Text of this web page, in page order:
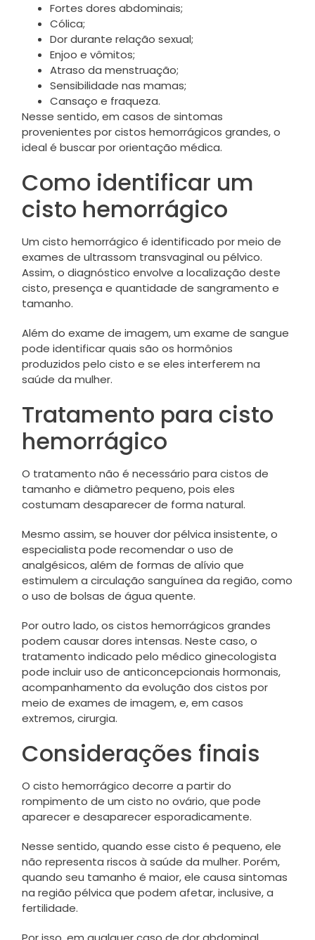
Fortes dores abdominais;
Cólica;
Dor durante relação sexual;
Enjoo e vômitos;
Atraso da menstruação;
Sensibilidade nas mamas;
Cansaço e fraqueza.
Nesse sentido, em casos de sintomas
provenientes por cistos hemorrágicos grandes, o
ideal é buscar por orientação médica.
Como identificar um
cisto hemorrágico
Um cisto hemorrágico é identificado por meio de
exames de ultrassom transvaginal ou pélvico.
Assim, o diagnóstico envolve a localização deste
cisto, presença e quantidade de sangramento e
tamanho.
Além do exame de imagem, um exame de sangue
pode identificar quais são os hormônios
produzidos pelo cisto e se eles interferem na
saúde da mulher.
Tratamento para cisto
hemorrágico
O tratamento não é necessário para cistos de
tamanho e diâmetro pequeno, pois eles
costumam desaparecer de forma natural.
Mesmo assim, se houver dor pélvica insistente, o
especialista pode recomendar o uso de
analgésicos, além de formas de alívio que
estimulem a circulação sanguínea da região, como
o uso de bolsas de água quente.
Por outro lado, os cistos hemorrágicos grandes
podem causar dores intensas. Neste caso, o
tratamento indicado pelo médico ginecologista
pode incluir uso de anticoncepcionais hormonais,
acompanhamento da evolução dos cistos por
meio de exames de imagem, e, em casos
extremos, cirurgia.
Considerações finais
O cisto hemorrágico decorre a partir do
rompimento de um cisto no ovário, que pode
aparecer e desaparecer esporadicamente.
Nesse sentido, quando esse cisto é pequeno, ele
não representa riscos à saúde da mulher. Porém,
quando seu tamanho é maior, ele causa sintomas
na região pélvica que podem afetar, inclusive, a
fertilidade.